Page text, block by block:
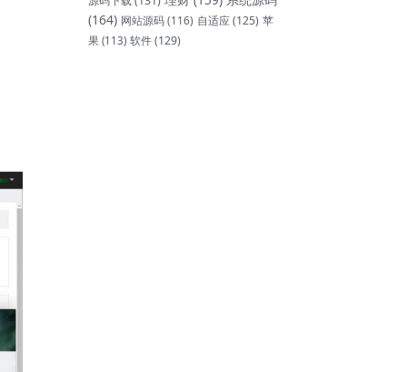
(164) 网站源码(116) 自适应(125) 苹
果 (113) 软件(129)